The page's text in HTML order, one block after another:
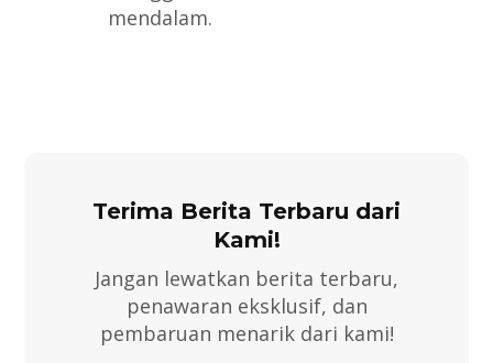
mendalam.
Terima Berita Terbaru dari
Kami!
Jangan lewatkan berita terbaru,
penawaran eksklusif, dan
pembaruan menarik dari kami!